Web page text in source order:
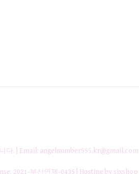
다. | Email: angelnumber555.kr@gmail.com
2021-부산연제-0435 | Hosting by sixshop